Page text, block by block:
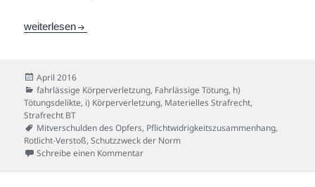
Ampel-Fall
weiterlesen
Veröffentlicht
am
April 2016
Kategorien
fahrlässige Körperverletzung, Fahrlässige Tötung, h)
Tötungsdelikte, i) Körperverletzung, Materielles Strafrecht,
Strafrecht BT
Schlagwörter
Mitverschulden des Opfers, Pflichtwidrigkeitszusammenhang,
Rotlicht-Verstoß,Schutzzweck der Norm
Schreibe einen Kommentarzu Ampel-Fall